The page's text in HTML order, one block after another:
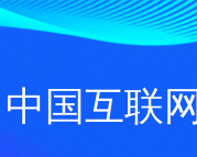
中国互联